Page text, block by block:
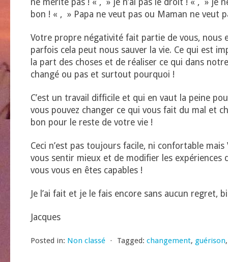
ne mérite pas ! « , » je n’ai pas le droit ! « , » je
bon ! « , » Papa ne veut pas ou Maman ne veut
Votre propre négativité fait partie de vous, nous
parfois cela peut nous sauver la vie. Ce qui est
la part des choses et de réaliser ce qui dans
changé ou pas et surtout pourquoi !
C’est un travail difficile et qui en vaut la peine
vous pouvez changer ce qui vous fait du mal et
bon pour le reste de votre vie !
Ceci n’est pas toujours facile, ni confortable mais
vous sentir mieux et de modifier les expériences
vous vous en êtes capables !
Je l’ai fait et je le fais encore sans aucun regret,
Jacques
Posted in: Non classé ⋅ Tagged: changement, guérison